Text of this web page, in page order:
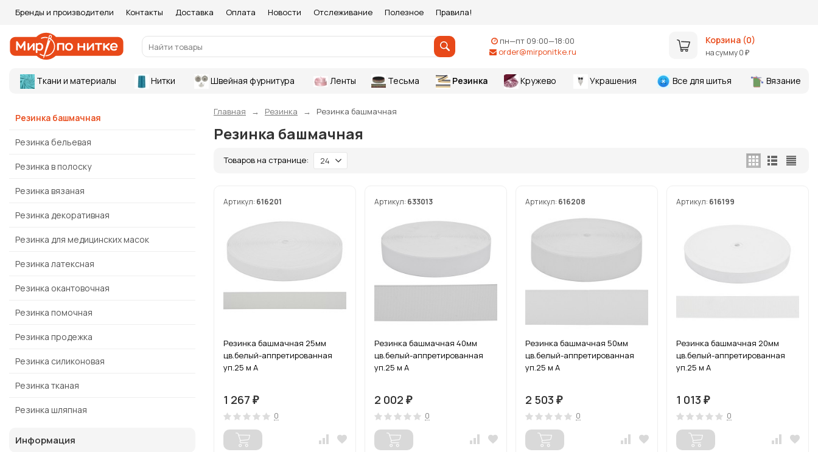
Бренды и производители Контакты Доставка Оплата Новости Отслеживание Полезное Правила!
пн—пт 09:00—18:00
order@mirponitke.ru
Корзина (0)
на сумму0 ₽
Ткани и материалы Нитки Швейная фурнитура Ленты Тесьма Резинка Кружево Украшения Все для шитья Вязание
Главная Резинка Резинка башмачная
Резинка башмачная
Товаров на странице: 24
Артикул: 616201
Резинка башмачная 25мм
цв.белый-аппретированная
уп.25 м А
1 267 ₽
0
Артикул: 633013
Резинка башмачная 40мм
цв.белый-аппретированная
уп.25 м А
2 002 ₽
0
Артикул: 616208
Резинка башмачная 50мм
цв.белый-аппретированная
уп.25 м А
2 503 ₽
0
Артикул: 616199
Резинка башмачная 20мм
цв.белый-аппретированная
уп.25 м А
1 013 ₽
0
Резинка башмачная
Резинка бельевая
Резинка в полоску
Резинка вязаная
Резинка декоративная
Резинка для медицинских масок
Резинка латексная
Резинка окантовочная
Резинка помочная
Резинка продежка
Резинка силиконовая
Резинка тканая
Резинка шляпная
Информация